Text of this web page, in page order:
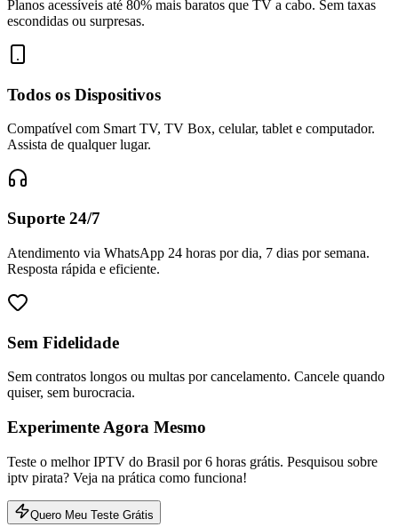
Planos acessíveis até 80% mais baratos que TV a cabo. Sem taxas
escondidas ou surpresas.
Todos os Dispositivos
Compatível com Smart TV, TV Box, celular, tablet e computador.
Assista de qualquer lugar.
Suporte 24/7
Atendimento via WhatsApp 24 horas por dia, 7 dias por semana.
Resposta rápida e eficiente.
Sem Fidelidade
Sem contratos longos ou multas por cancelamento. Cancele quando
quiser, sem burocracia.
Experimente Agora Mesmo
Teste o melhor IPTV do Brasil por 6 horas grátis. Pesquisou sobre
iptv pirata? Veja na prática como funciona!
Quero Meu Teste Grátis